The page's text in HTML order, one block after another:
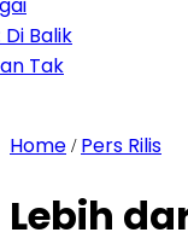
Home / Pers Rilis
Lebih